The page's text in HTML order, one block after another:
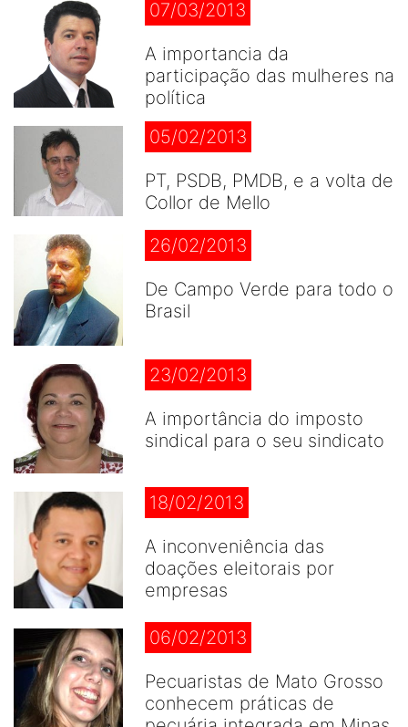
07/03/2013
A importancia da
participação das mulheres na
política
05/02/2013
PT, PSDB, PMDB, e a volta de
Collor de Mello
26/02/2013
De Campo Verde para todo o
Brasil
23/02/2013
A importância do imposto
sindical para o seu sindicato
18/02/2013
A inconveniência das
doações eleitorais por
empresas
06/02/2013
Pecuaristas de Mato Grosso
conhecem práticas de